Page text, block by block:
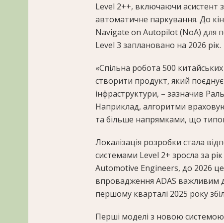
Level 2++, включаючи асистент
автоматичне паркування. До
Navigate on Autopilot (NoA) для
Level 3 заплановано на 2026 рік.
«Спільна робота 500
створити продукт, який
інфраструктури, – зазначив
Наприклад, алгоритми
та більше напрямками, що
Локалізація розробки стала
системами Level 2+ зросла за
Automotive Engineers, до 2026
впровадження ADAS важливим
першому кварталі 2025 року
Перші моделі з новою системою